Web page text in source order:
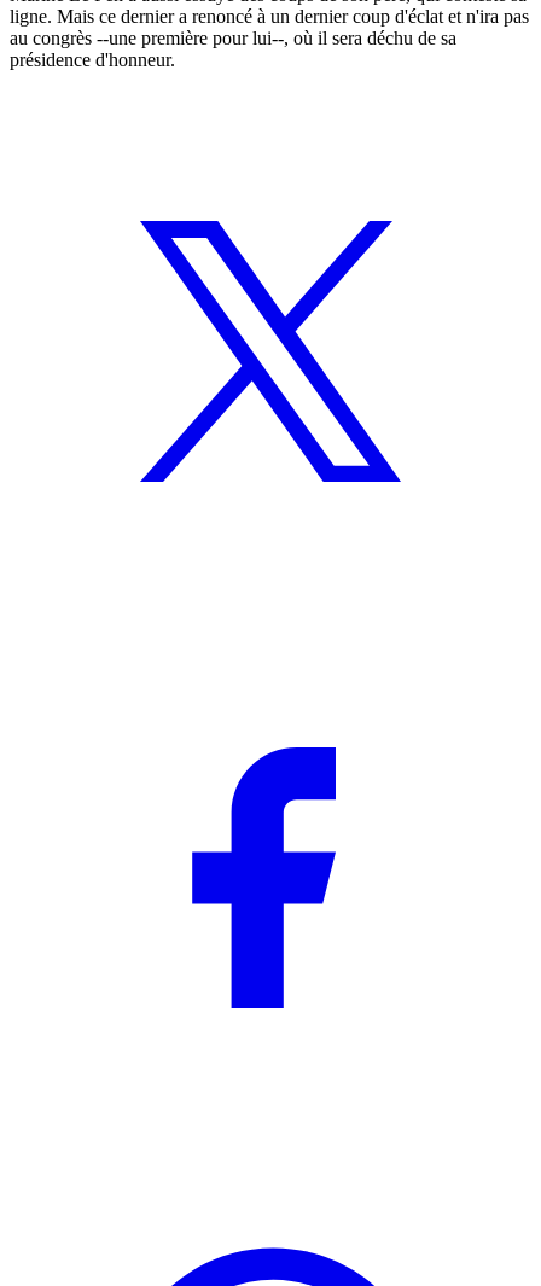
ligne. Mais ce dernier a renoncé à un dernier coup d'éclat et n'ira pas
au congrès --une première pour lui--, où il sera déchu de sa
présidence d'honneur.